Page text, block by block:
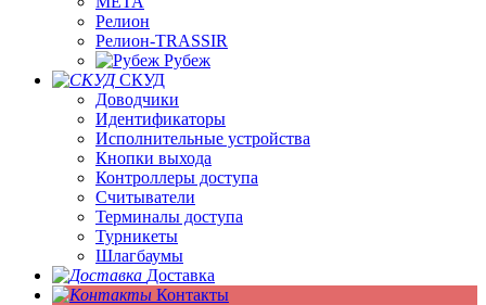
Релион
Релион-TRASSIR
Рубеж
СКУД
Доводчики
Идентификаторы
Исполнительные устройства
Кнопки выхода
Контроллеры доступа
Считыватели
Терминалы доступа
Турникеты
Шлагбаумы
Доставка
Контакты